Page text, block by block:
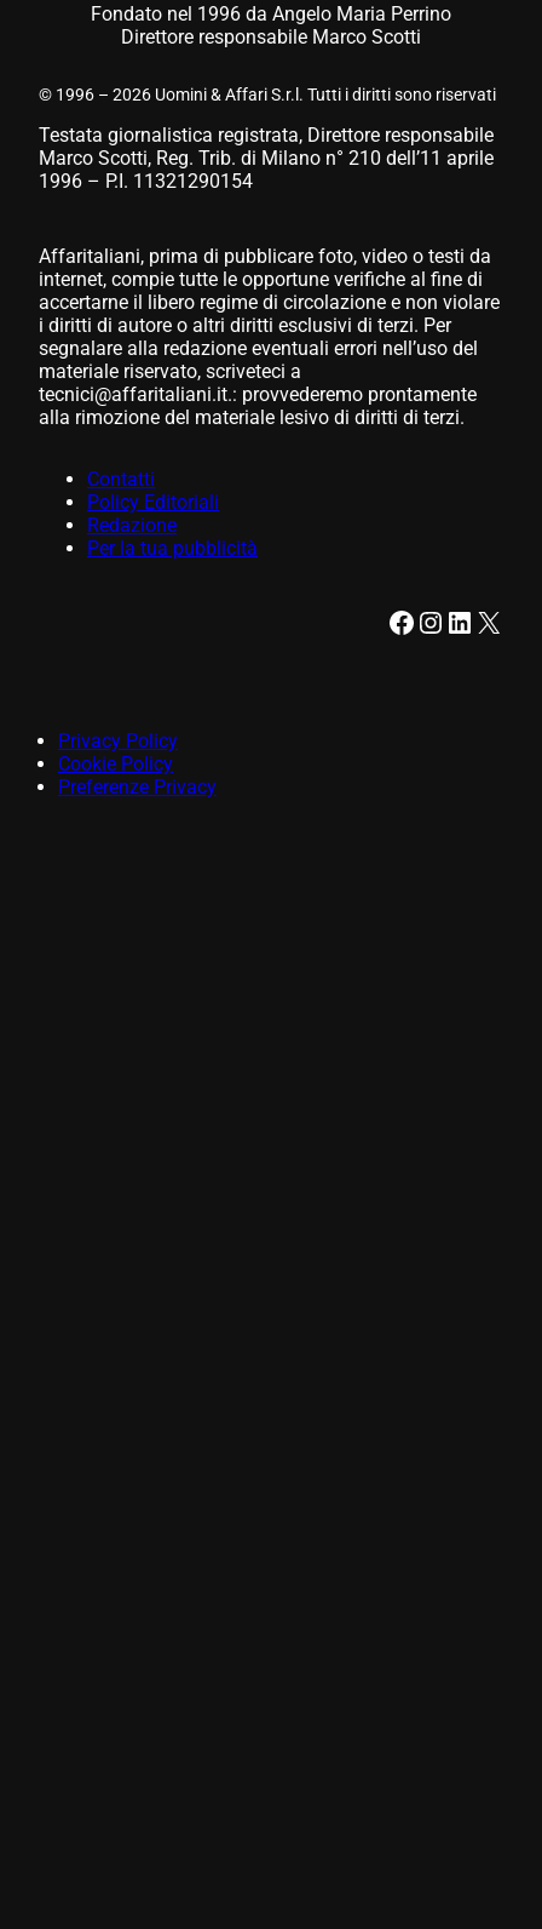
Fondato nel 1996 da Angelo Maria Perrino
Direttore responsabile Marco Scotti
© 1996 – 2026 Uomini & Affari S.r.l. Tutti i diritti sono riservati
Testata giornalistica registrata, Direttore responsabile
Marco Scotti, Reg. Trib. di Milano n° 210 dell’11 aprile
1996 – P.I. 11321290154
Affaritaliani, prima di pubblicare foto, video o testi da
internet, compie tutte le opportune verifiche al fine di
accertarne il libero regime di circolazione e non violare
i diritti di autore o altri diritti esclusivi di terzi. Per
segnalare alla redazione eventuali errori nell’uso del
materiale riservato, scriveteci a
tecnici@affaritaliani.it.: provvederemo prontamente
alla rimozione del materiale lesivo di diritti di terzi.
Contatti
Policy Editoriali
Redazione
Per la tua pubblicità
Facebook Instagram LinkedIn X
Privacy Policy
Cookie Policy
Preferenze Privacy